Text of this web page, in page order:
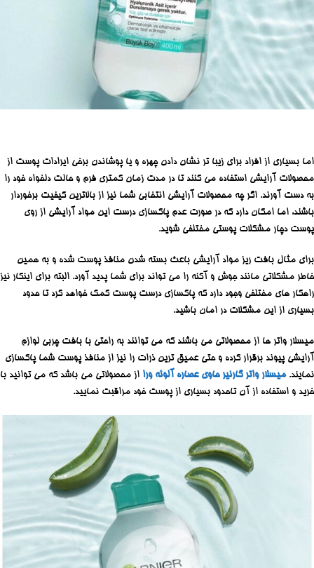
اما بسیاری از افراد برای زیبا تر نشان دادن چهره و یا پوشاندن برخی ایرادات پوست از
محصولات آرایشی استفاده می کنند تا در مدت زمان کمتری فرم و حالت دلخواه خود را
به دست آورند. اگر چه محصولات آرایشی انتخابی شما نیز از بالاترین کیفیت برخوردار
باشند، اما امکان دارد که در صورت عدم پاکسازی درست این مواد آرایشی از روی
پوست دچار مشکلات پوستی مختلفی شوید.
برای مثال بافت ریز مواد آرایشی باعث بسته شدن منافذ پوست شده و به همین
خاطر مشکلاتی مانند جوش و آکنه را می تواند برای شما پدید آورد. البته برای اینکار نیز
راهکار های مختلفی وجود دارد که پاکسازی درست پوست کمک خواهد کرد تا حدود
بسیاری از این مشکلات در امان باشید.
میسلار واتر ها از محصولاتی می باشند که می توانند به راحتی با بافت چربی لوازم
آرایشی پیوند برقرار کرده و حتی عمیق ترین ذرات را نیز از منافذ پوست شما پاکسازی
نمایند. میسلار واتر گارنیر حاوی عصاره آلوئه ورا از محصولاتی می باشد که می توانید با
خرید و استفاده از آن تاحدود بسیاری از پوست خود مراقبت نمایید.